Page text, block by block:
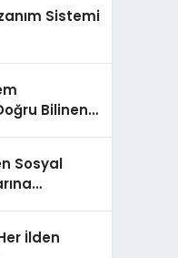
Sistemi
Bilinen
Sosyal
İlden